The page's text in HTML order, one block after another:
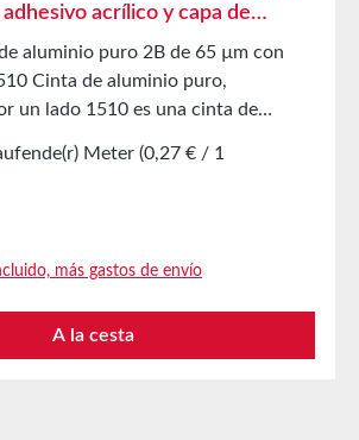
acrílico y capa de
aluminio puro 2B de 65 µm con
Cinta de aluminio puro,
un lado 1510 es una cinta de
profesional para construcción de
y exteriores Pegado de
aluminio Sellado de tubos y
Aislamiento contra calor y
técnicas Material del soporte
Meter (0,27 € / 1
más gastos de envío
A la cesta